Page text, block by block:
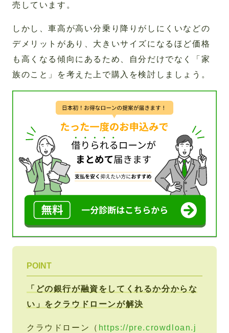
売しています。
しかし、車高が高い分乗り降りがしにくいなどの
デメリットがあり、大きいサイズになるほど価格
も高くなる傾向にあるため、自分だけでなく「家
族のこと」を考えた上で購入を検討しましょう。
POINT
「どの銀行が融資をしてくれるか分からな
い」をクラウドローンが解決
クラウドローン（ https://pre.crowdloan.j